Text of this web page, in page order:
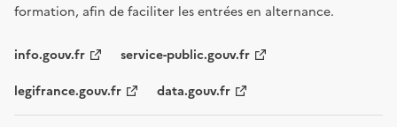
formation, afin de faciliter les entrées en alternance.
info.gouv.fr service-public.gouv.fr
legifrance.gouv.fr data.gouv.fr